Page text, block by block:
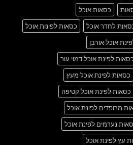
כסאות אוכל
לחדר אוכל
כסאות לפינות אוכל
אוכל אורבן
כסאות לפינת אוכל דמוי עור
כסאות לפינת אוכל מעץ
כסאות לפינת אוכל קטיפה
מרופדים לפינת אוכל
נערמים לפינת אוכל
עץ לפינת אוכל